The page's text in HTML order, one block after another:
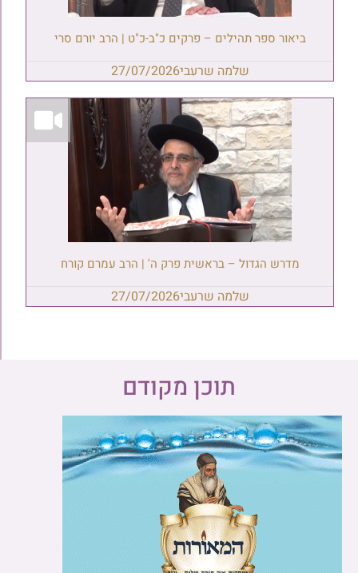
ביאור ספר תהילים – פרקים כ"ב-כ"ט | הרב יורם סרי
שלמה שרעבי27/07/2026
מדרש הגדול – בראשית פרק ה' | הרב עמרם קורח
שלמה שרעבי27/07/2026
תוכן מקודם